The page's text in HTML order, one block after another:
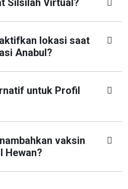
Silsilah Virtual?
lokasi saat
Anabul?
untuk Profil
vaksin
Hewan?